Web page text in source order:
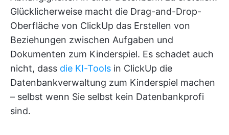
Glücklicherweise macht die Drag-and-Drop-
Oberfläche von ClickUp das Erstellen von
Beziehungen zwischen Aufgaben und
Dokumenten zum Kinderspiel. Es schadet auch
nicht, dass die KI-Tools in ClickUp die
Datenbankverwaltung zum Kinderspiel machen
– selbst wenn Sie selbst kein Datenbankprofi
sind.